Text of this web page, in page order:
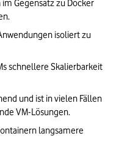
Gegensatz zu Docker
isoliert zu
schnellere Skalierbarkeit
und ist in vielen Fällen
VM-Lösungen.
langsamere